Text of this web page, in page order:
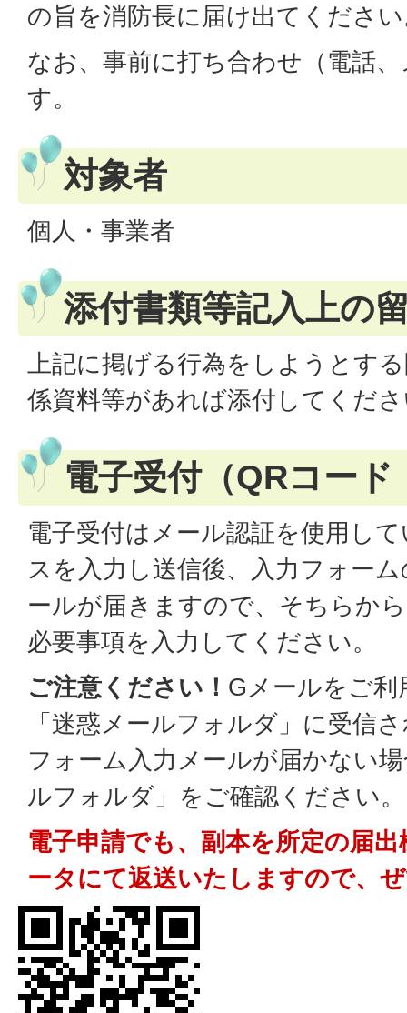
の旨を消防長に届け出てくださ
なお、事前に打ち合わせ（電話
す。
対象者
個人・事業者
添付書類等記入上の
上記に掲げる行為をしようとす
係資料等があれば添付してくだ
電子受付（QRコード
電子受付はメール認証を使用し
スを入力し送信後、入力フォー
ールが届きますので、そちらか
必要事項を入力してください。
ご注意ください！ Gメールをご利
「迷惑メールフォルダ」に受信
フォーム入力メールが届かない
ルフォルダ」をご確認ください。
電子申請でも、副本を所定の届
ータにて返送いたしますので、